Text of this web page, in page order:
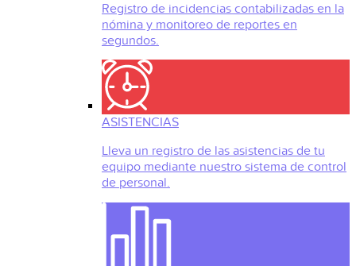
Registro de incidencias contabilizadas en la
nómina y monitoreo de reportes en
segundos.
ASISTENCIAS
Lleva un registro de las asistencias de tu
equipo mediante nuestro sistema de control
de personal.